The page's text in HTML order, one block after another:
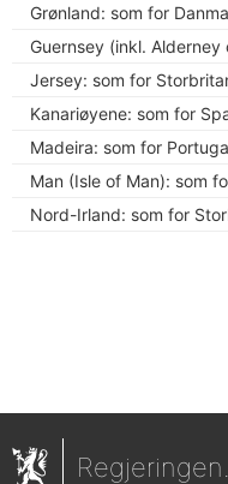
Grønland: som for
Guernsey (inkl.
Jersey: som for
Kanariøyene: som for
Madeira: som for
Man (Isle of Man): som
Nord-Irland: som for